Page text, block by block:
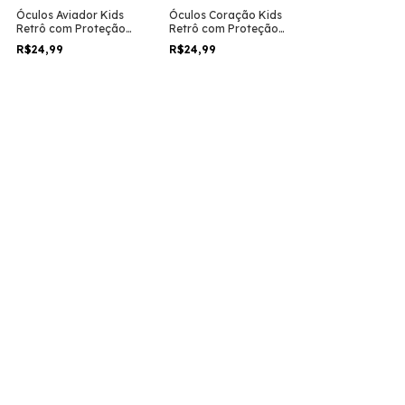
Óculos Aviador Kids
Retrô com Proteção
UV400
R$24,99
Óculos Coração Kids
Retrô com Proteção
UV400
R$24,99